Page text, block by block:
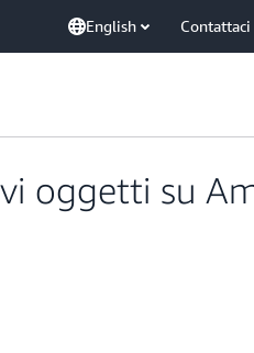
English Contattaci
oggetti su